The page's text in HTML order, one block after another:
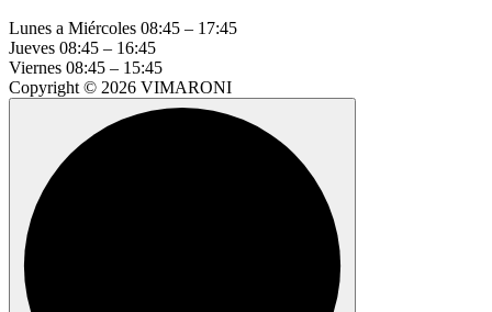
Lunes a Miércoles 08:45 – 17:45
Jueves 08:45 – 16:45
Viernes 08:45 – 15:45
Copyright © 2026 VIMARONI